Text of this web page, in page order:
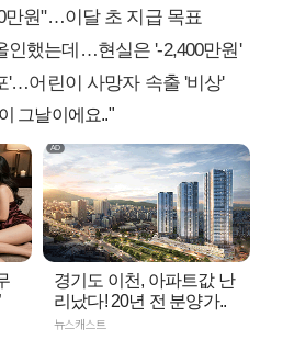
만원"…이달 초 지급 목표
인했는데…현실은 '-2,400만원'
'…어린이 사망자 속출 '비상'
그날이에요.."
경기도 이천, 아파트값 난
리났다! 20년 전 분양가..
뉴스캐스트